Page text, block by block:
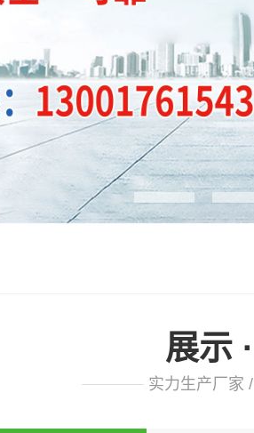
器
设备
顶推液压
统
展示 ·
实力生产厂家